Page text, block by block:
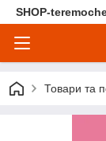
SHOP-
Товари та